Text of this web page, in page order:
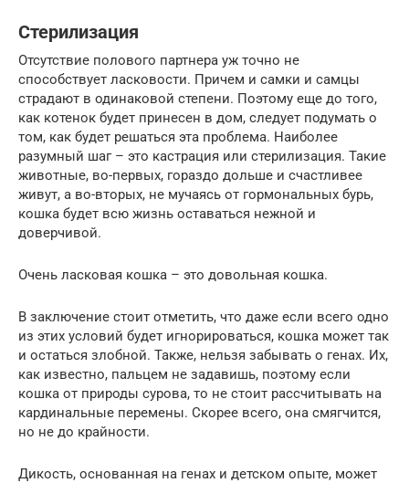
Стерилизация
Отсутствие полового партнера уж точно не
способствует ласковости. Причем и самки и самцы
страдают в одинаковой степени. Поэтому еще до того,
как котенок будет принесен в дом, следует подумать о
том, как будет решаться эта проблема. Наиболее
разумный шаг – это кастрация или стерилизация. Такие
животные, во-первых, гораздо дольше и счастливее
живут, а во-вторых, не мучаясь от гормональных бурь,
кошка будет всю жизнь оставаться нежной и
доверчивой.
Очень ласковая кошка – это довольная кошка.
В заключение стоит отметить, что даже если всего одно
из этих условий будет игнорироваться, кошка может так
и остаться злобной. Также, нельзя забывать о генах. Их,
как известно, пальцем не задавишь, поэтому если
кошка от природы сурова, то не стоит рассчитывать на
кардинальные перемены. Скорее всего, она смягчится,
но не до крайности.
Дикость, основанная на генах и детском опыте, может